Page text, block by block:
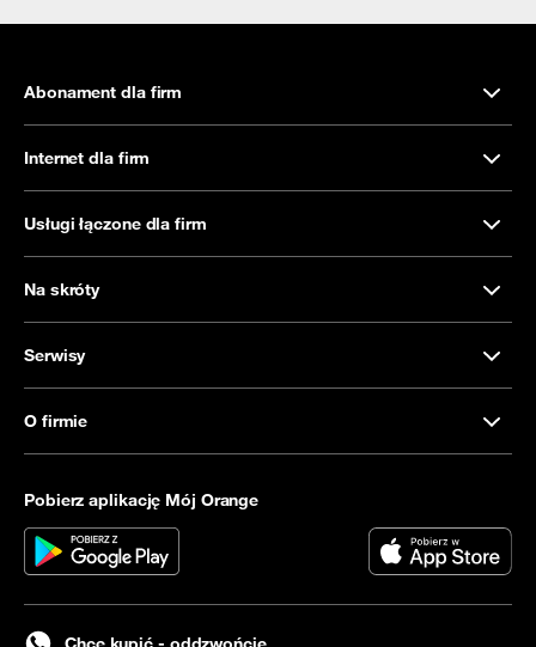
Abonament dla firm
Internet dla firm
Usługi łączone dla firm
Na skróty
Serwisy
O firmie
Pobierz aplikację Mój Orange